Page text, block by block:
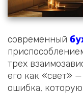
современный
трех
его как «свет»
ошибка,